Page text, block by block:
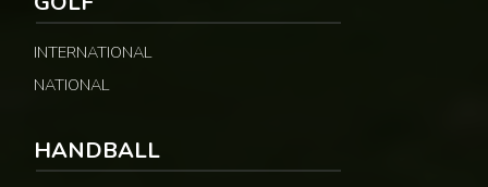
INTERNATIONAL
NATIONAL
HANDBALL